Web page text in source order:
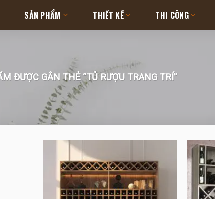
SẢN PHẨM THIẾT KẾ THI CÔNG
ĐƯỢC GẮN THẺ “TỦ RƯỢU TRANG TRÍ”